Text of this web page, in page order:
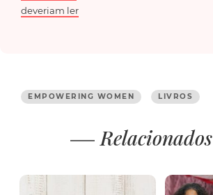
deveriam ler
EMPOWERING WOMEN LIVROS
Relacionados